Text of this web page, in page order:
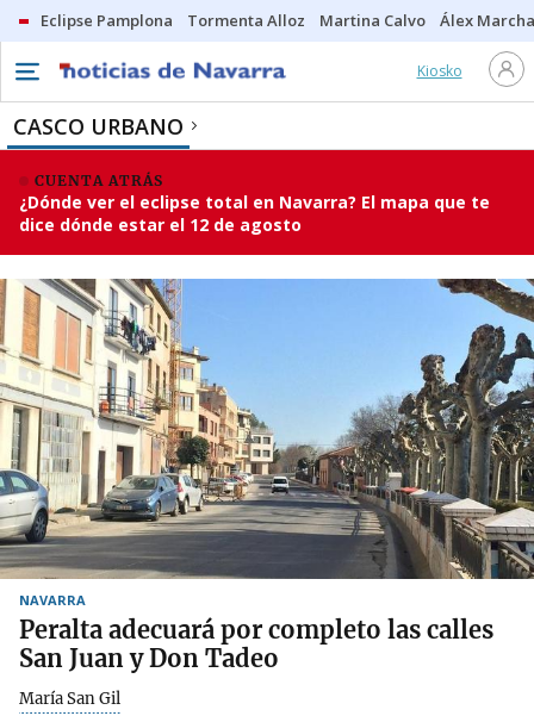
Eclipse Pamplona Tormenta Alloz Martina Calvo Álex
Kiosko
CASCO URBANO
CUENTA ATRÁS
¿Dónde ver el eclipse total en Navarra? El mapa que te
dice dónde estar el 12 de agosto
NAVARRA
Peralta adecuará por completo las calles
San Juan y Don Tadeo
María San Gil